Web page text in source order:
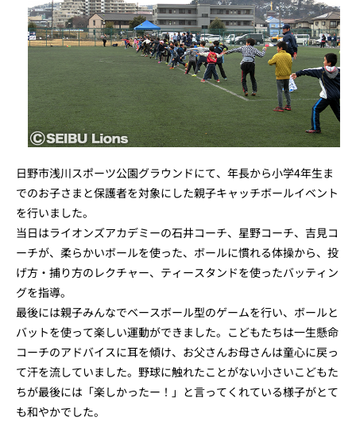
日野市浅川スポーツ公園グラウンドにて、年長から小学4年生ま
でのお子さまと保護者を対象にした親子キャッチボールイベント
を行いました。
当日はライオンズアカデミーの石井コーチ、星野コーチ、吉見コ
ーチが、柔らかいボールを使った、ボールに慣れる体操から、投
げ方・捕り方のレクチャー、ティースタンドを使ったバッティン
グを指導。
最後には親子みんなでベースボール型のゲームを行い、ボールと
バットを使って楽しい運動ができました。こどもたちは一生懸命
コーチのアドバイスに耳を傾け、お父さんお母さんは童心に戻っ
て汗を流していました。野球に触れたことがない小さいこどもた
ちが最後には「楽しかったー！」と言ってくれている様子がとて
も和やかでした。